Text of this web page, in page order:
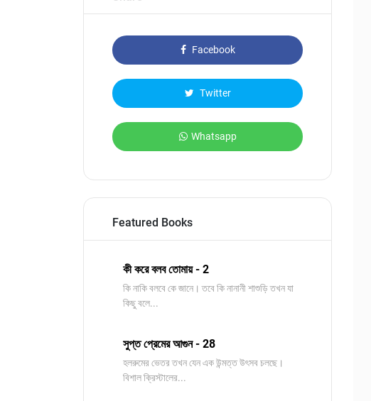
Facebook
Twitter
Whatsapp
Featured Books
কী করে বলব তোমায় - 2
কি নাকি বলবে কে জানে। তবে কি নানানী শাশুড়ি তখন যা
কিছু বলে...
সুপ্ত প্রেমের আগুন - 28
হলরুমের ভেতর তখন যেন এক উন্মত্ত উৎসব চলছে।
বিশাল ক্রিস্টালের...